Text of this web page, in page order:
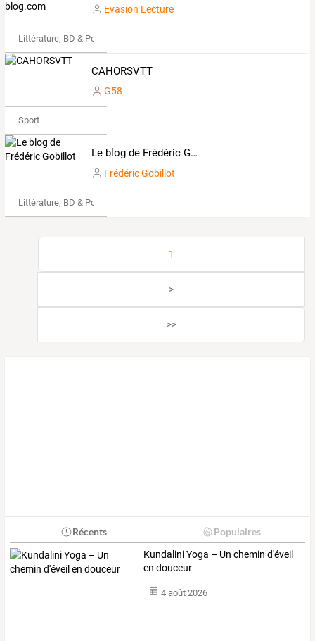
Evasion Lecture
Littérature, BD & Poésie
CAHORSVTT
G58
Sport
Le blog de Frédéric Gobillot
Frédéric Gobillot
Littérature, BD & Poésie
1
>
>>
Récents Populaires
Kundalini Yoga – Un chemin d'éveil
en douceur
4 août 2026